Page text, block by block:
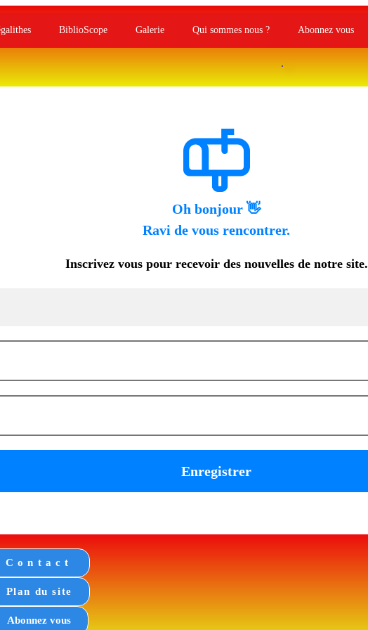
BiblioScope Galerie Qui sommes nous ? Abonnez vous
Oh bonjour 👋
Ravi de vous rencontrer.
Inscrivez vous pour recevoir des nouvelles de notre site.
Contact
Plan du site
Abonnez vous